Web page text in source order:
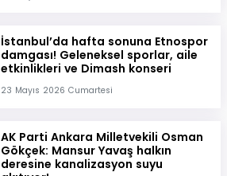
İstanbul’da hafta sonuna Etnospor
damgası! Geleneksel sporlar, aile
etkinlikleri ve Dimash konseri
23 Mayıs 2026 Cumartesi
AK Parti Ankara Milletvekili Osman
Gökçek: Mansur Yavaş halkın
deresine kanalizasyon suyu